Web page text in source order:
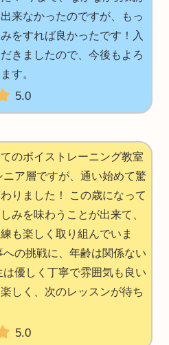
来なかったのですが、もっ
をすれば良かったです！入
きましたので、今後もよろ
す。
5.0
のボイストレーニング教室
ニア層ですが、通い始めて驚
りました！ この歳になって
みを味わうことが出来て、
も楽しく取り組んでいま
への挑戦に、年齢は関係ない
は優しく丁寧で雰囲気も良い
しく、次のレッスンが待ち
5.0